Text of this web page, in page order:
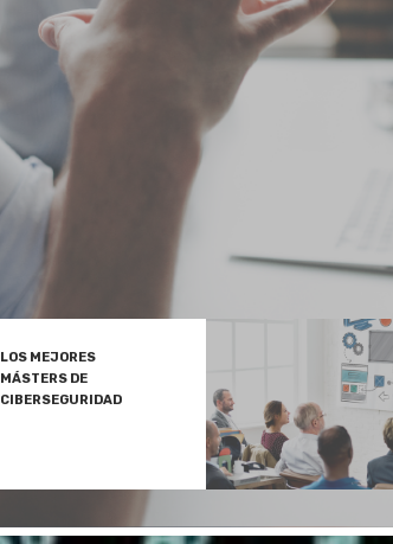
LOS MEJORES
MÁSTERS DE
CIBERSEGURIDAD